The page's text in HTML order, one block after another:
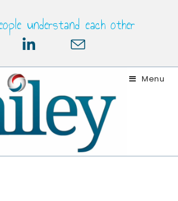
understand each other
Menu